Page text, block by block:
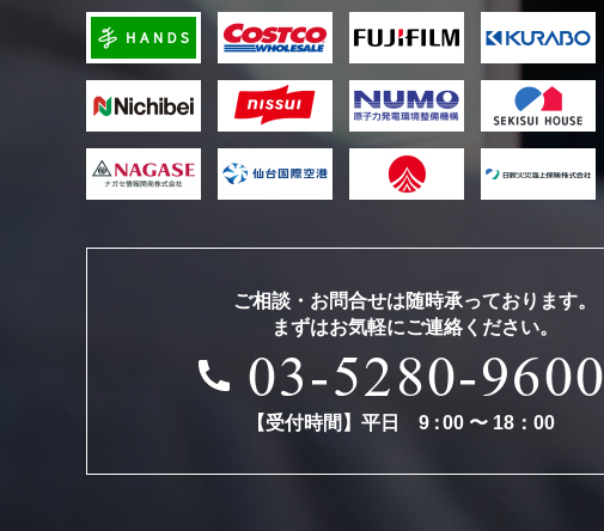
ご相談・お問合せは随時承っております。
まずはお気軽にご連絡ください。
03-5280-9600
【受付時間】平日9：00 〜 18：00